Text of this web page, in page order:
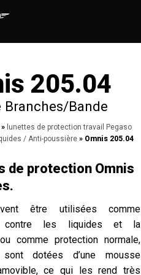
205.04
Branches/Bande
» lunettes de protection travail Pegaso
/ Anti-poussière » Omnis 205.04
de protection Omnis
être utilisées comme
contre les liquides et la
comme protection normale,
dotées d’une mousse
ce qui les rend très